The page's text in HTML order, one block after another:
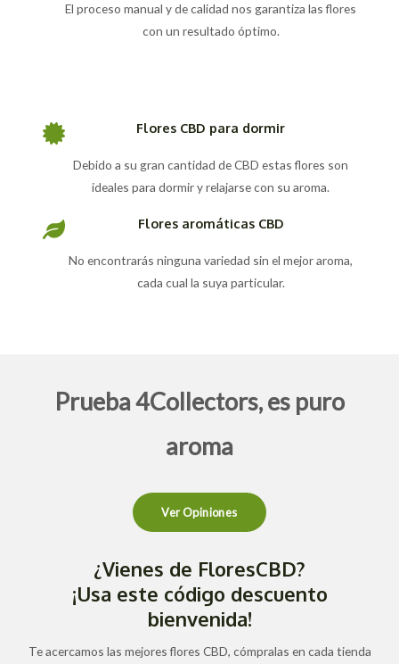
El proceso manual y de calidad nos garantiza las flores
con un resultado óptimo.
Flores CBD para dormir
Debido a su gran cantidad de CBD estas flores son
ideales para dormir y relajarse con su aroma.
Flores aromáticas CBD
No encontrarás ninguna variedad sin el mejor aroma,
cada cual la suya particular.
Prueba 4Collectors, es puro
aroma
Ver Opiniones
¿Vienes de FloresCBD?
¡Usa este código descuento
bienvenida!
Te acercamos las mejores flores CBD, cómpralas en cada tienda